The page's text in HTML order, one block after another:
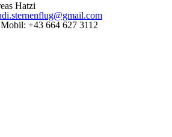
Hatzi
+43 664 627 3112